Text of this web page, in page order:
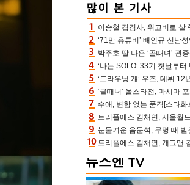
수애, 변함 없는 품격[스타화